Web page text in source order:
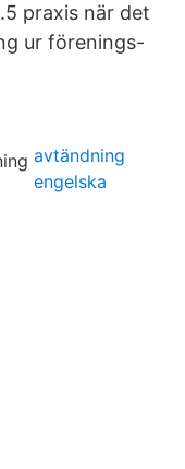
praxis när det
ur förenings-
avtändning
engelska